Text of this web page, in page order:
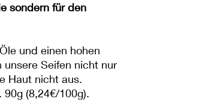
sondern für den
und einen hohen
Seifen nicht nur
Haut nicht aus.
(8,24€/100g).